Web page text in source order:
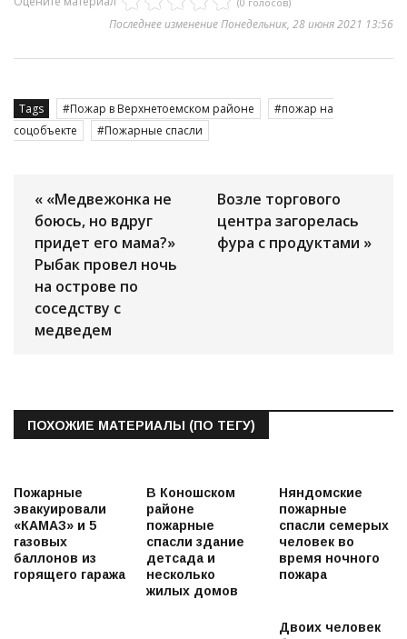
Последнее изменение Понедельник, 28 июня 2021 13:56
Tags Пожар в Верхнетоемском районе
пожар на
соцобъекте
Пожарные спасли
« «Медвежонка не
боюсь, но вдруг
придет его мама?»
Рыбак провел ночь
на острове по
соседству с
медведем
Возле торгового
центра загорелась
фура с продуктами »
ПОХОЖИЕ МАТЕРИАЛЫ (ПО ТЕГУ)
Пожарные
эвакуировали
«КАМАЗ» и 5
газовых
баллонов из
горящего гаража
В Коношском
районе
пожарные
спасли здание
детсада и
несколько
жилых домов
Няндомские
пожарные
спасли семерых
человек во
время ночного
пожара
Двоих человек